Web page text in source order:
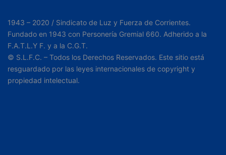
1943 – 2020 / Sindicato de Luz y Fuerza de Corrientes.
Fundado en 1943 con Personería Gremial 660. Adherido a la
F.A.T.L.Y F. y a la C.G.T.
© S.L.F.C. – Todos los Derechos Reservados. Este sitio está
resguardado por las leyes internacionales de copyright y
propiedad intelectual.